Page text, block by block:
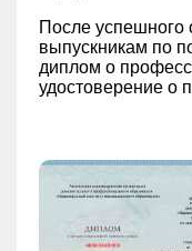
После успешного
выпускникам по
диплом о
удостоверение о